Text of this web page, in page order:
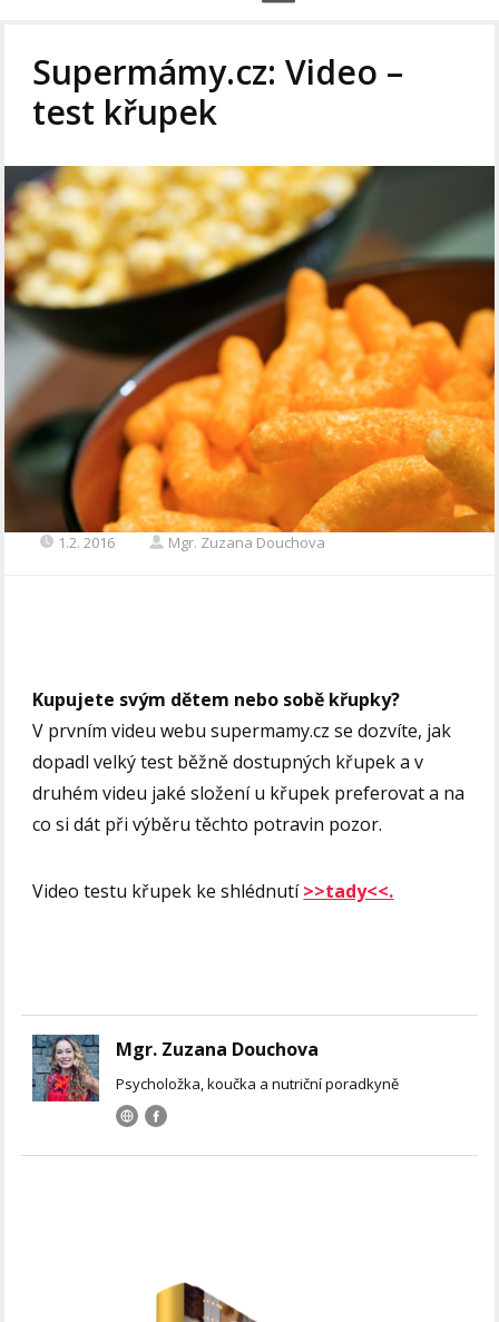
Supermámy.cz: Video –
test křupek
1.2. 2016 Mgr. Zuzana Douchova
Kupujete svým dětem nebo sobě křupky?
V prvním videu webu supermamy.cz se dozvíte, jak
dopadl velký test běžně dostupných křupek a v
druhém videu jaké složení u křupek preferovat a na
co si dát při výběru těchto potravin pozor.
Video testu křupek ke shlédnutí>>tady<<.
Mgr. Zuzana Douchova
Psycholožka, koučka a nutriční poradkyně